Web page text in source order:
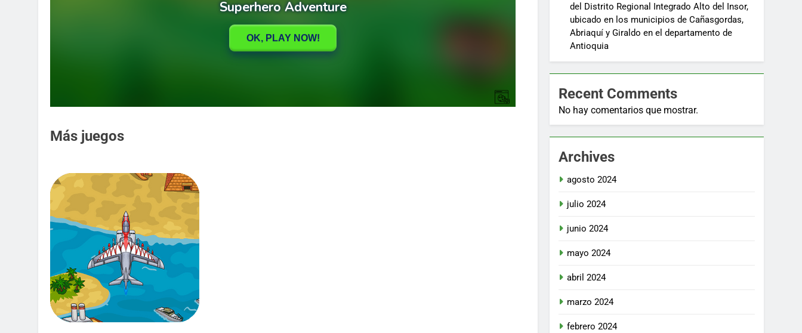
Más juegos
del Distrito Regional Integrado Alto del Insor,
ubicado en los municipios de Cañasgordas,
Abriaquí y Giraldo en el departamento de
Antioquia
Recent Comments
No hay comentarios que mostrar.
Archives
agosto 2024
julio 2024
junio 2024
mayo 2024
abril 2024
marzo 2024
febrero 2024